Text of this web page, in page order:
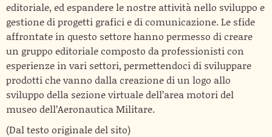
editoriale, ed espandere le nostre attività nello sviluppo e
gestione di progetti grafici e di comunicazione. Le sfide
affrontate in questo settore hanno permesso di creare
un gruppo editoriale composto da professionisti con
esperienze in vari settori, permettendoci di sviluppare
prodotti che vanno dalla creazione di un logo allo
sviluppo della sezione virtuale dell’area motori del
museo dell’Aeronautica Militare.
(Dal testo originale del sito)